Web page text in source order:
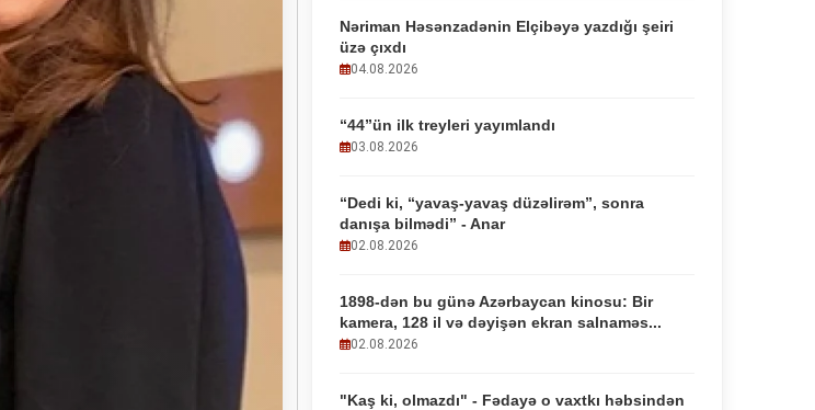
Nəriman Həsənzadənin Elçibəyə yazdığı şeiri
üzə çıxdı
04.08.2026
“44”ün ilk treyleri yayımlandı
03.08.2026
“Dedi ki, “yavaş-yavaş düzəlirəm”, sonra
danışa bilmədi” - Anar
02.08.2026
1898-dən bu günə Azərbaycan kinosu: Bir
kamera, 128 il və dəyişən ekran salnaməs...
02.08.2026
"Kaş ki, olmazdı" - Fədayə o vaxtkı həbsindən